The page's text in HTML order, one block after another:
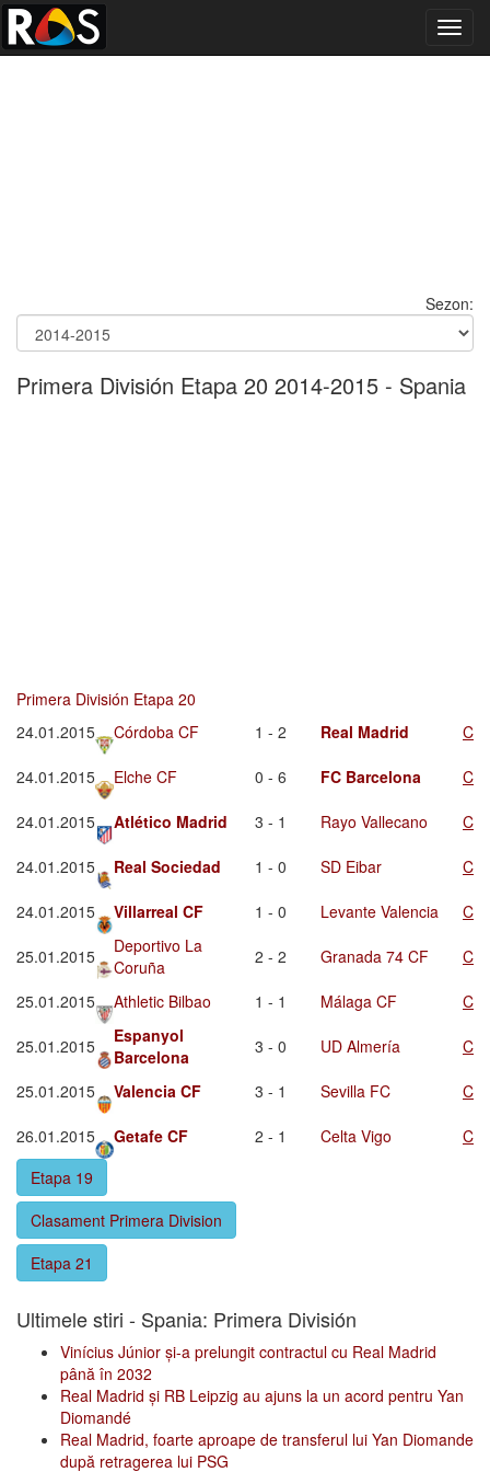
Sezon:
Primera División Etapa 20 2014-2015 - Spania
Primera División Etapa 20
24.01.2015
Córdoba CF 1 - 2 Real Madrid C
24.01.2015 Elche CF 0 - 6 FC Barcelona C
24.01.2015 Atlético Madrid 3 - 1 Rayo Vallecano C
24.01.2015 Real Sociedad 1 - 0 SD Eibar C
24.01.2015 Villarreal CF 1 - 0 Levante Valencia C
25.01.2015
Deportivo La
Coruña
2 - 2 Granada 74 CF C
25.01.2015 Athletic Bilbao 1 - 1 Málaga CF C
25.01.2015
Espanyol
Barcelona
3 - 0 UD Almería C
25.01.2015 Valencia CF 3 - 1 Sevilla FC C
26.01.2015 Getafe CF 2 - 1 Celta Vigo
C
Etapa 19
Clasament Primera Division
Etapa 21
Ultimele stiri - Spania: Primera División
Vinícius Júnior și-a prelungit contractul cu Real Madrid
până în 2032
Real Madrid și RB Leipzig au ajuns la un acord pentru Yan
Diomandé
Real Madrid, foarte aproape de transferul lui Yan Diomande
după retragerea lui PSG